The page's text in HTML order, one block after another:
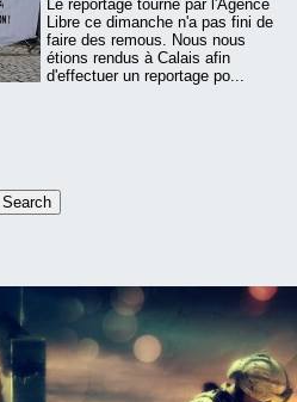
Le reportage tourné par l'Agence
Libre ce dimanche n'a pas fini de
faire des remous. Nous nous
étions rendus à Calais afin
d'effectuer un reportage po...